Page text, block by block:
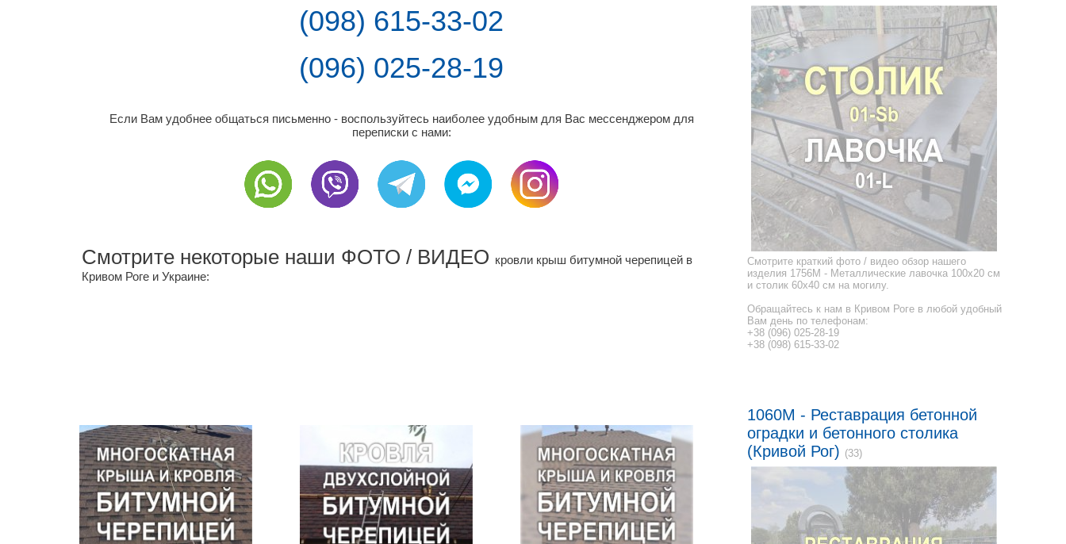
(098) 615-33-02
(096) 025-28-19
Если Вам удобнее общаться письменно - воспользуйтесь наиболее удобным для Вас мессенджером для
переписки с нами:
Смотрите некоторые наши ФОТО / ВИДЕО кровли крыш битумной черепицей в
Кривом Роге и Украине:
Смотрите краткий фото / видео обзор нашего
изделия 1756M - Металлические лавочка 100x20 см
и столик 60x40 см на могилу.
Обращайтесь к нам в Кривом Роге в любой удобный
Вам день по телефонам:
+38 (096) 025-28-19
+38 (098) 615-33-02
1060M - Реставрация бетонной
оградки и бетонного столика
(Кривой Рог) (33)